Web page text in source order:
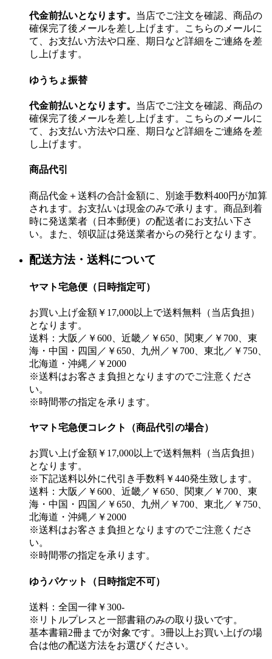
代金前払いとなります。 当店でご注文を確認、商品の
確保完了後メールを差し上げます。こちらのメールに
て、お支払い方法や口座、期日など詳細をご連絡を差
し上げます。
ゆうちょ振替
代金前払いとなります。 当店でご注文を確認、商品の
確保完了後メールを差し上げます。こちらのメールに
て、お支払い方法や口座、期日など詳細をご連絡を差
し上げます。
商品代引
商品代金＋送料の合計金額に、別途手数料400円が加算
されます。お支払いは現金のみで承ります。商品到着
時に発送業者（日本郵便）の配送者にお支払い下さ
い。また、領収証は発送業者からの発行となります。
配送方法・送料について
ヤマト宅急便（日時指定可）
お買い上げ金額￥17,000以上で送料無料（当店負担）
となります。
送料：大阪／￥600、近畿／￥650、関東／￥700、東
海・中国・四国／￥650、九州／￥700、東北／￥750、
北海道・沖縄／￥2000
※送料はお客さま負担となりますのでご注意くださ
い。
※時間帯の指定を承ります。
ヤマト宅急便コレクト（商品代引の場合）
お買い上げ金額￥17,000以上で送料無料（当店負担）
となります。
※下記送料以外に代引き手数料￥440発生致します。
送料：大阪／￥600、近畿／￥650、関東／￥700、東
海・中国・四国／￥650、九州／￥700、東北／￥750、
北海道・沖縄／￥2000
※送料はお客さま負担となりますのでご注意くださ
い。
※時間帯の指定を承ります。
ゆうパケット（日時指定不可）
送料：全国一律￥300-
※リトルプレスと一部書籍のみの取り扱いです。
基本書籍2冊までが対象です。3冊以上お買い上げの場
合は他の配送方法をお選びください。